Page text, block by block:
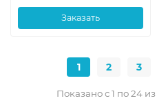
Заказать
1 2 3
Показано с 1 по 24